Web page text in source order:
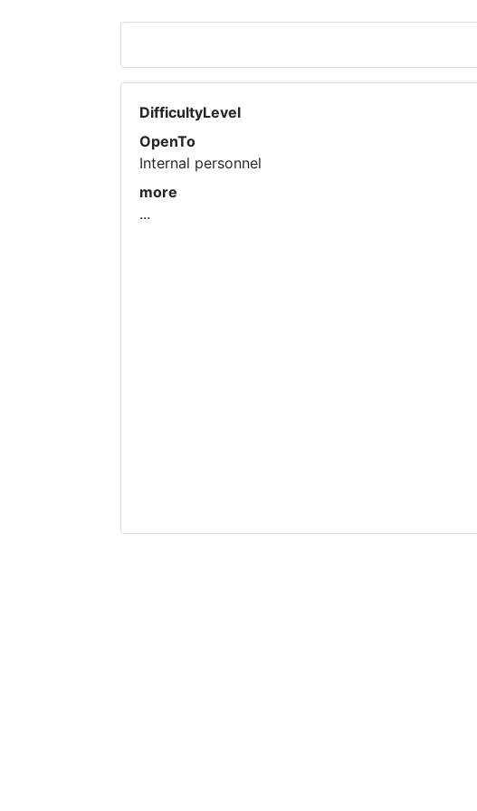
DifficultyLevel
OpenTo
Internal personnel
more
...